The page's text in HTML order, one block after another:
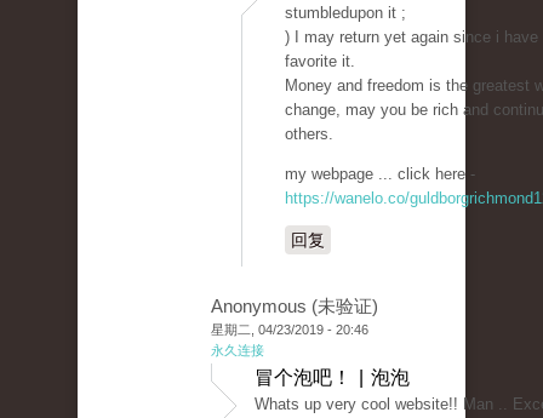
stumbledupon it ;
) I may return yet again since i
favorite it.
Money and freedom is the greatest
change, may you be rich and
others.
my webpage ... click here -
https://wanelo.co/
回复
Anonymous (未验证)
星期二, 04/23/2019 - 20:46
永久连接
冒个泡吧！ | 泡泡
Whats up very cool website!! Man ..